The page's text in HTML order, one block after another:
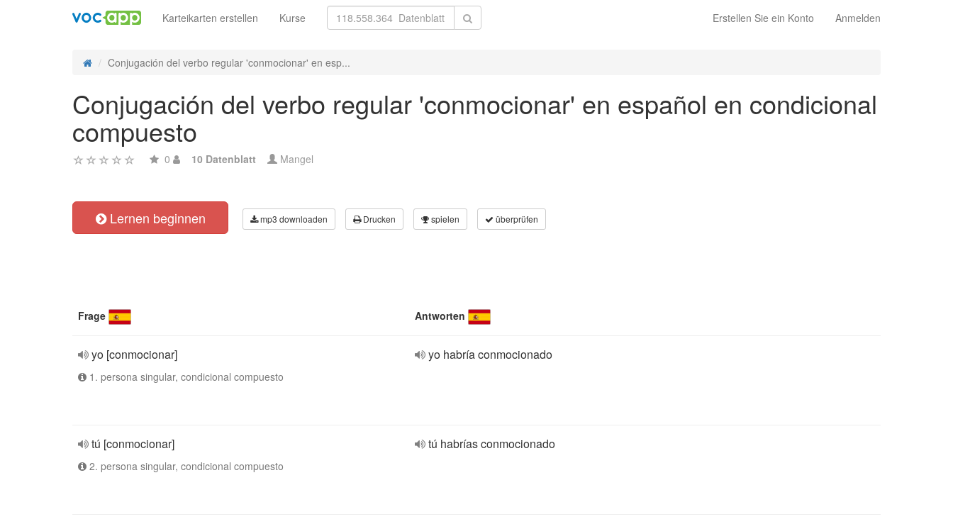
Erstellen Sie ein Konto Anmelden
Karteikarten erstellen Kurse
Conjugación del verbo regular 'conmocionar' en esp...
Conjugación del verbo regular 'conmocionar' en español en condicional
compuesto
0 10 Datenblatt Mangel
Lernen beginnen mp3 downloaden Drucken spielen überprüfen
Frage Antworten
yo [conmocionar]
1. persona singular, condicional compuesto
yo habría conmocionado
tú [conmocionar]
2. persona singular, condicional compuesto
tú habrías conmocionado